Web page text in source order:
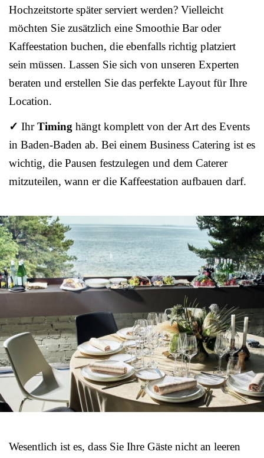
Hochzeitstorte später serviert werden? Vielleicht
möchten Sie zusätzlich eine Smoothie Bar oder
Kaffeestation buchen, die ebenfalls richtig platziert
sein müssen. Lassen Sie sich von unseren Experten
beraten und erstellen Sie das perfekte Layout für Ihre
Location.
✓ IhrTiming hängt komplett von der Art des Events
in Baden-Baden ab. Bei einem Business Catering ist es
wichtig, die Pausen festzulegen und dem Caterer
mitzuteilen, wann er die Kaffeestation aufbauen darf.
Wesentlich ist es, dass Sie Ihre Gäste nicht an leeren